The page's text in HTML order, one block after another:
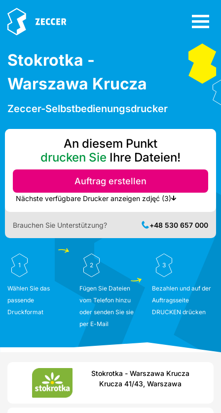
Stokrotka -
Warszawa Krucza
Zeccer-Selbstbedienungsdrucker
An diesem Punkt
drucken Sie Ihre Dateien!
Auftrag erstellen
Nächste verfügbare Drucker anzeigen zdjęć (3)
Brauchen Sie Unterstützung? +48 530 657 000
1
Wählen Sie das
passende
Druckformat
2
Fügen Sie Dateien
vom Telefon hinzu
oder senden Sie sie
per E-Mail
3
Bezahlen und auf der
Auftragsseite
DRUCKEN drücken
Stokrotka - Warszawa Krucza
Krucza 41/43, Warszawa